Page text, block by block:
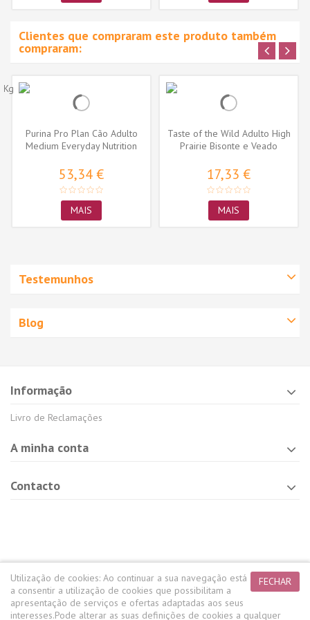
Clientes que compraram este produto também
compraram:
Purina Pro Plan Cão Adulto
Medium Everyday Nutrition
53,34 €
MAIS
Taste of the Wild Adulto High
Prairie Bisonte e Veado
17,33 €
MAIS
Testemunhos
Blog
Informação
Livro de Reclamações
A minha conta
Contacto
FECHAR
Utilização de cookies: Ao continuar a sua navegação está
a consentir a utilização de cookies que possibilitam a
apresentação de serviços e ofertas adaptadas aos seus
interesses.Pode alterar as suas definições de cookies a qualquer